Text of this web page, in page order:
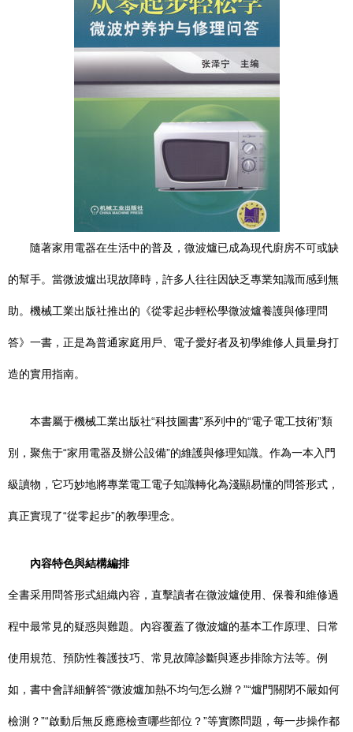
隨著家用電器在生活中的普及，微波爐已成為現代廚房不可或缺
的幫手。當微波爐出現故障時，許多人往往因缺乏專業知識而感到無
助。機械工業出版社推出的《從零起步輕松學微波爐養護與修理問
答》一書，正是為普通家庭用戶、電子愛好者及初學維修人員量身打
造的實用指南。
本書屬于機械工業出版社“科技圖書”系列中的“電子電工技術”類
別，聚焦于“家用電器及辦公設備”的維護與修理知識。作為一本入門
級讀物，它巧妙地將專業電工電子知識轉化為淺顯易懂的問答形式，
真正實現了“從零起步”的教學理念。
內容特色與結構編排
全書采用問答形式組織內容，直擊讀者在微波爐使用、保養和維修過
程中最常見的疑惑與難題。內容覆蓋了微波爐的基本工作原理、日常
使用規范、預防性養護技巧、常見故障診斷與逐步排除方法等。例
如，書中會詳細解答“微波爐加熱不均勻怎么辦？”“爐門關閉不嚴如何
檢測？”“啟動后無反應應檢查哪些部位？”等實際問題，每一步操作都